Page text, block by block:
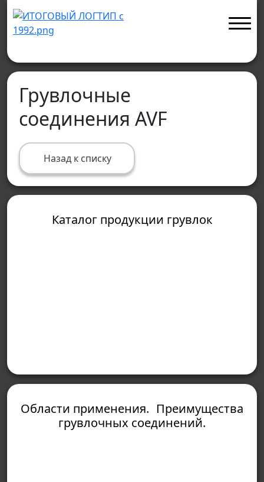
Грувлочные
соединения AVF
Назад к списку
Каталог продукции грувлок
Области применения. Преимущества
грувлочных соединений.